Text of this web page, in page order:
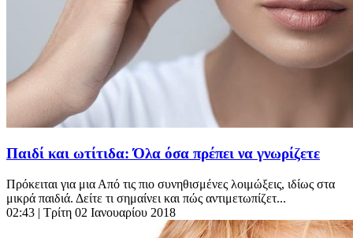
Παιδί και ωτίτιδα: Όλα όσα πρέπει να γνωρίζετε
Πρόκειται για μια Από τις πιο συνηθισμένες λοιμώξεις, ιδίως στα
μικρά παιδιά. Δείτε τι σημαίνει και πώς αντιμετωπίζετ...
02:43 | Τρίτη 02 Ιανουαρίου 2018